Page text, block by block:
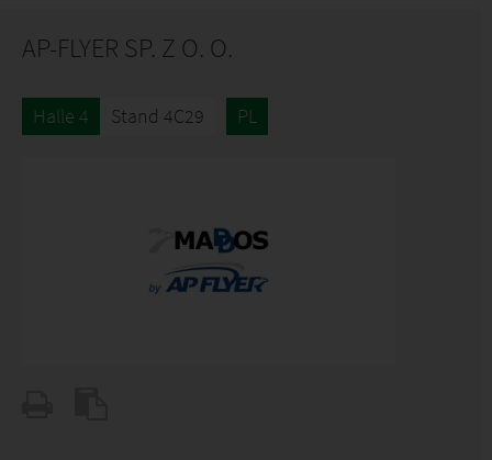
AP-FLYER SP. Z O. O.
Halle 4 Stand 4C29 PL